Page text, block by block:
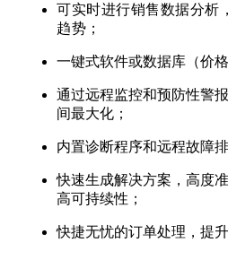
可实时进行销售数据分析
趋势；
一键式软件或数据库（价
通过远程监控和预防性警
间最大化；
内置诊断程序和远程故障排
快速生成解决方案，高度
高可持续性；
快捷无忧的订单处理，提升